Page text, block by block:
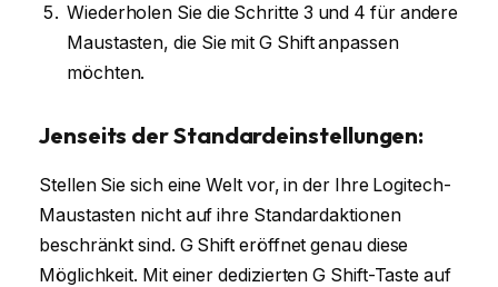
Wiederholen Sie die Schritte 3 und 4 für andere
Maustasten, die Sie mit G Shift anpassen
möchten.
Jenseits der Standardeinstellungen:
Stellen Sie sich eine Welt vor, in der Ihre Logitech-
Maustasten nicht auf ihre Standardaktionen
beschränkt sind. G Shift eröffnet genau diese
Möglichkeit. Mit einer dedizierten G Shift-Taste auf